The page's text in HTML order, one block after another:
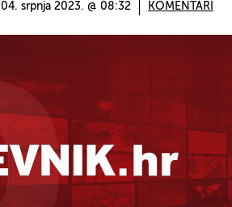
04. srpnja 2023. @ 08:32 KOMENTARI